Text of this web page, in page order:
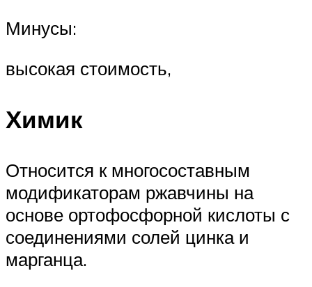
Минусы:
высокая стоимость,
Химик
Относится к многосоставным
модификаторам ржавчины на
основе ортофосфорной кислоты с
соединениями солей цинка и
марганца.